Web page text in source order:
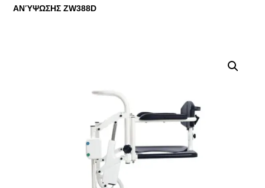
ΑΝΎΨΩΣΗΣ ZW388D